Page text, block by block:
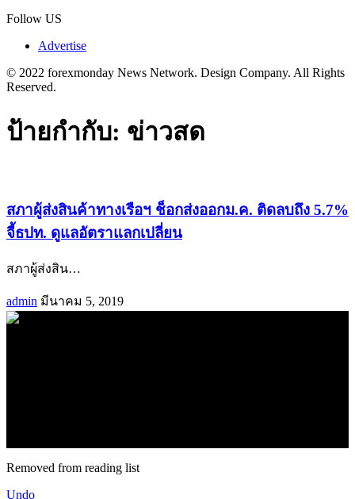
Follow US
Advertise
© 2022 forexmonday News Network. Design Company. All Rights
Reserved.
ป้ายกำกับ: ข่าวสด
สภาผู้ส่งสินค้าทางเรือฯ ช็อกส่งออกม.ค. ติดลบถึง 5.7%
จี้ธปท. ดูแลอัตราแลกเปลี่ยน
สภาผู้ส่งสิน…
admin มีนาคม 5, 2019
Removed from reading list
Undo